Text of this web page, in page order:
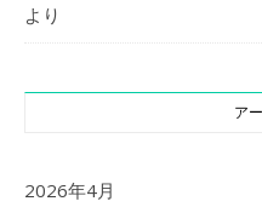
より
ア
2026年4月